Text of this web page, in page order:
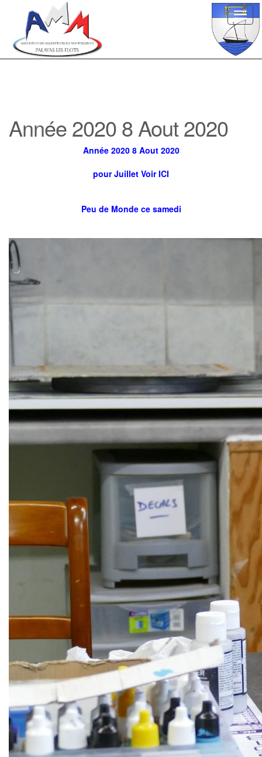
Année 2020 8 Aout 2020
Année 2020 8 Aout 2020
pourJuillet Voir ICI
Peu de Monde ce samedi